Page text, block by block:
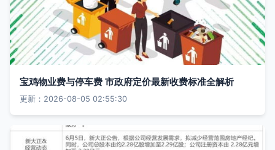
宝鸡物业费与停车费 市政府定价最新收费标准全解析
更新：2026-08-05 02:55:30